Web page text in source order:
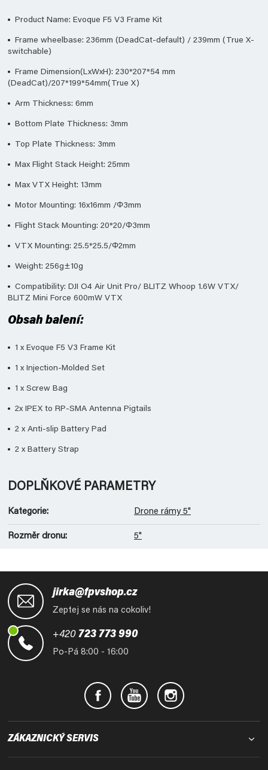
Product Name: Evoque F5 V3 Frame Kit
Frame wheelbase: 236mm (DeadCat-default) / 239mm (True X-
switchable)
Frame Dimension(LxWxH): 230*207*54 mm
(DeadCat)/207*199*54mm(True X)
Arm Thickness: 6mm
Bottom Plate Thickness: 3mm
Top Plate Thickness: 3mm
Max Flight Stack Height: 25mm
Max VTX Height: 13mm
Motor Mounting: 16x16mm /Φ3mm
Flight Stack Mounting: 20*20/Φ3mm
VTX Mounting: 25.5*25.5/Φ2mm
Weight: 256g±10g
Compatibility: DJI O4 Air Unit Pro/ BLITZ Whoop 1.6W VTX/
BLITZ Mini Force 600mW VTX
Obsah balení:
1 x Evoque F5 V3 Frame Kit
1 x Injection-Molded Set
1 x Screw Bag
2x IPEX to RP-SMA Antenna Pigtails
2 x Anti-slip Battery Pad
2 x Battery Strap
DOPLŇKOVÉ PARAMETRY
Kategorie: Drone rámy 5"
Rozměr dronu: 5"
jirka@fpvshop.cz
Zeptej se nás na cokoliv!
+420 723 773 990
Po-Pá 8:00 - 16:00
ZÁKAZNICKÝ SERVIS